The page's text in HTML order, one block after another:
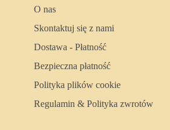
O nas
Skontaktuj się z nami
Dostawa - Płatność
Bezpieczna płatność
Polityka plików cookie
Regulamin & Polityka zwrotów